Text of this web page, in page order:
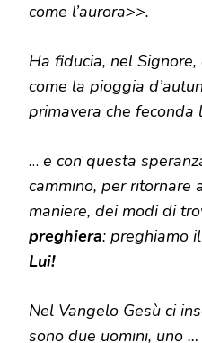
come l’aurora>>.
Ha fiducia, nel
come la pioggia
primavera che feconda
… e con questa
cammino, per ritornare
maniere, dei modi di
preghiera: preghiamo
Lui!
Nel Vangelo Gesù ci
sono due uomini, uno …